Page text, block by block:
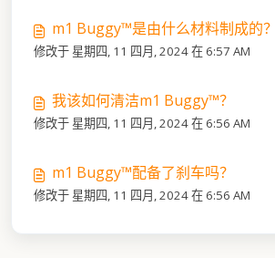
m1 Buggy™是由什么材料制成的？
修改于 星期四, 11 四月, 2024 在 6:57 AM
我该如何清洁m1 Buggy™？
修改于 星期四, 11 四月, 2024 在 6:56 AM
m1 Buggy™配备了刹车吗？
修改于 星期四, 11 四月, 2024 在 6:56 AM